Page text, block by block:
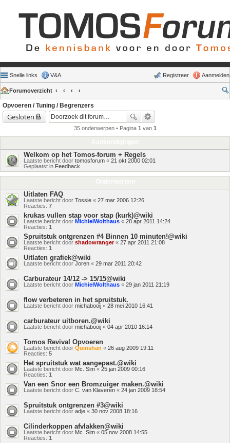
Snelle links V&A Aanmelden
Registreer
Forumoverzicht
Opvoeren / Tuning / Begrenzers
Gesloten
35 onderwerpen • Pagina 1 van 1
Welkom op het Tomos-forum + Regels
Laatste bericht door tomosforum « 21 okt 2000 02:01
Geplaatst in Feedback
Uitlaten FAQ
Laatste bericht door Tossie « 27 mar 2006 12:26
Reacties: 7
krukas vullen stap voor stap (kurk)@wiki
Laatste bericht door MichielWolthaus « 28 apr 2011 14:24
Reacties: 1
Spruitstuk ontgrenzen #4 Binnen 10 minuten!@wiki
Laatste bericht door shadowranger« 27 apr 2011 21:08
Reacties: 1
Uitlaten grafiek@wiki
Laatste bericht door Joren « 29 mar 2011 20:42
Carburateur 14/12 -> 15/15@wiki
Laatste bericht door MichielWolthaus « 29 jan 2011 21:19
flow verbeteren in het spruitstuk.
Laatste bericht door michabooij « 28 mei 2010 16:41
carburateur uitboren.@wiki
Laatste bericht door michabooij « 04 apr 2010 16:14
Tomos Revival Opvoeren
Laatste bericht door Quinshan « 26 aug 2009 19:11
Reacties: 5
Het spruitstuk wat aangepast.@wiki
Laatste bericht door Mc. Sim« 25 jan 2009 00:16
Reacties: 1
Van een Snor een Bromzuiger maken.@wiki
Laatste bericht door C. van Klaveren « 24 jan 2009 18:54
Spruitstuk ontgrenzen #3@wiki
Laatste bericht door adje « 30 nov 2008 18:16
Cilinderkoppen afvlakken@wiki
Laatste bericht door Mc. Sim « 05 nov 2008 14:55
Reacties: 1